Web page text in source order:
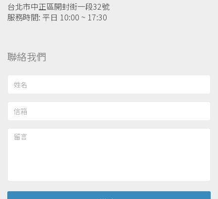
台北市中正區開封街一段32號
服務時間: 平日 10:00 ~ 17:30
聯絡我們